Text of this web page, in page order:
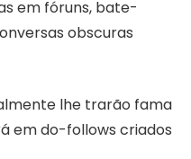
em fóruns, bate-
obscuras
lhe trarão fama
em do-follows criados